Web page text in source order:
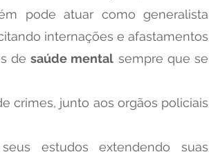
pode atuar como generalista
internações e afastamentos
desaúde mental sempre que se
crimes, junto aos orgãos policiais
estudos extendendo suas